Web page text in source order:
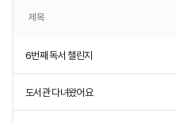
제목
6번째 독서 챌린지
도서관 다녀왔어요